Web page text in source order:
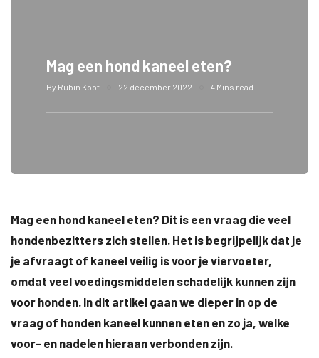
Mag een hond kaneel eten?
By Rubin Koot 22 december 2022 4 Mins read
Mag een hond kaneel eten? Dit is een vraag die veel
hondenbezitters zich stellen. Het is begrijpelijk dat je
je afvraagt of kaneel veilig is voor je viervoeter,
omdat veel voedingsmiddelen schadelijk kunnen zijn
voor honden. In dit artikel gaan we dieper in op de
vraag of honden kaneel kunnen eten en zo ja, welke
voor- en nadelen hieraan verbonden zijn.